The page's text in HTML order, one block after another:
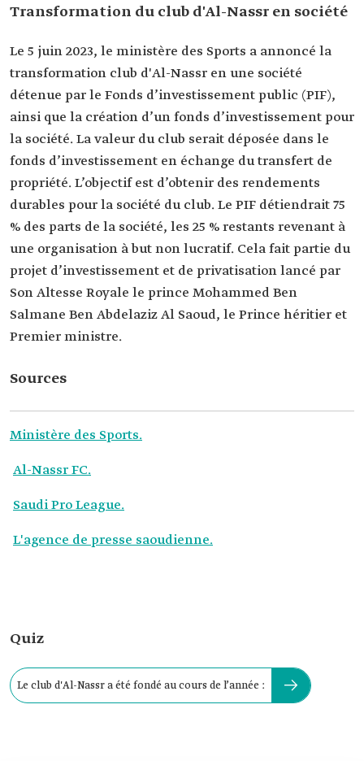
Transformation du club d'Al-Nassr en société
Le 5 juin 2023, le ministère des Sports a annoncé la
transformation club d'Al-Nassr en une société
détenue par le Fonds d’investissement public (PIF),
ainsi que la création d’un fonds d’investissement pour
la société. La valeur du club serait déposée dans le
fonds d’investissement en échange du transfert de
propriété. L’objectif est d’obtenir des rendements
durables pour la société du club. Le PIF détiendrait 75
% des parts de la société, les 25 % restants revenant à
une organisation à but non lucratif. Cela fait partie du
projet d’investissement et de privatisation lancé par
Son Altesse Royale le prince Mohammed Ben
Salmane Ben Abdelaziz Al Saoud, le Prince héritier et
Premier ministre.
Sources
Ministère des Sports.
Al-Nassr FC.
Saudi Pro League.
L'agence de presse saoudienne.
Quiz
Le club d'Al-Nassr a été fondé au cours de l’année :